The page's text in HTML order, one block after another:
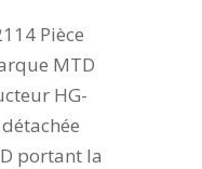
Pièce
MTD
HG-
portant la